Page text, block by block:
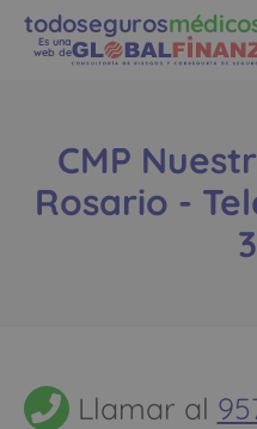
todoseguros
Es una
web de
CMP
Rosario -
Llamar al